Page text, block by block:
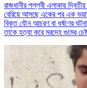
রাজধানীর পল্লবী এলাকায়
বেরিয়ে আসছে একের পর এক
বিকৃত যৌন আচরণ বা ধর্ষণের
তাকে হত্যা করে মরদেহ গুমের